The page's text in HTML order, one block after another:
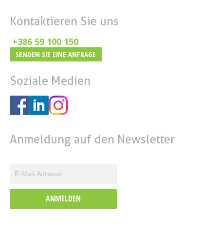
Kontaktieren Sie uns
+386 59 100 150
SENDEN SIE EINE ANFRAGE
Soziale Medien
Anmeldung auf den Newsletter
ANMELDEN